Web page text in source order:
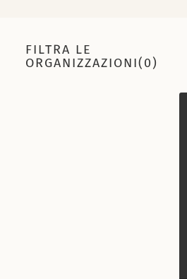
FILTRA LE
ORGANIZZAZIONI(0)